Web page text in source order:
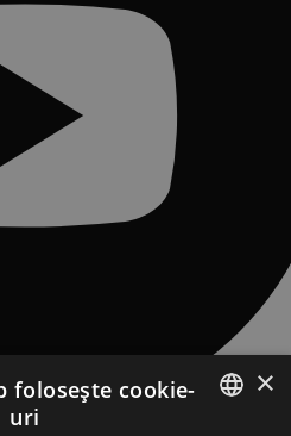
×
folosește cookie-
uri